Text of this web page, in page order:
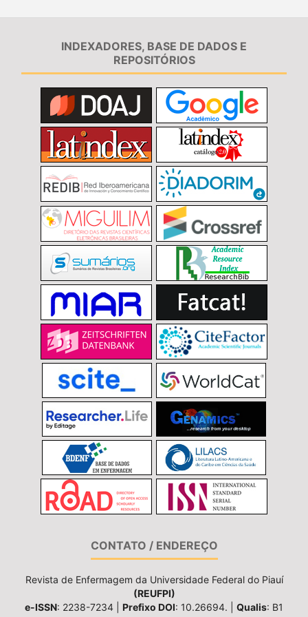
INDEXADORES, BASE DE DADOS E
REPOSITÓRIOS
CONTATO / ENDEREÇO
Revista de Enfermagem da Universidade Federal do Piauí
(REUFPI)
e-ISSN: 2238-7234 | Prefixo DOI: 10.26694. | Qualis: B1